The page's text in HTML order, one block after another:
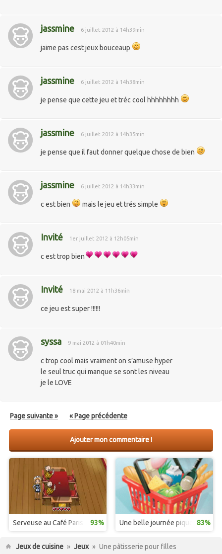
jassmine 6 juillet 2012 à 14h39min
jaime pas cest jeux bouceaup
jassmine 6 juillet 2012 à 14h38min
je pense que cette jeu et tréc cool hhhhhhhh
jassmine 6 juillet 2012 à 14h35min
je pense que il faut donner quelque chose de bien
jassmine 6 juillet 2012 à 14h33min
c est bien mais le jeu et trés simple
Invité 1er juillet 2012 à 12h05min
c est trop bien
Invité 18 mai 2012 à 11h36min
ce jeu est super !!!!!!
syssa 9 mai 2012 à 01h40min
c trop cool mais vraiment on s’amuse hyper
le seul truc qui manque se sont les niveau
je le LOVE
Page suivante » « Page précédente
Ajouter mon commentaire !
Serveuse au Café Paris 93% Une belle journée pique-nique
83%
Jeux de cuisine » Jeux » Une pâtisserie pour filles